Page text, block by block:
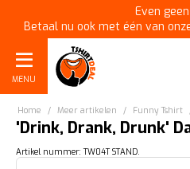
Even
Betaal nu ook met één van
MENU
Home / Meer artikelen / Funny Tshirt
'Drink, Drank, Drunk'
Artikel nummer: TW04T STAND.